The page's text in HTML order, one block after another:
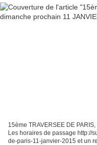
15ème TRAVERSEE DE
Les horaires de passage http://
de-paris-11-janvier-2015 et un